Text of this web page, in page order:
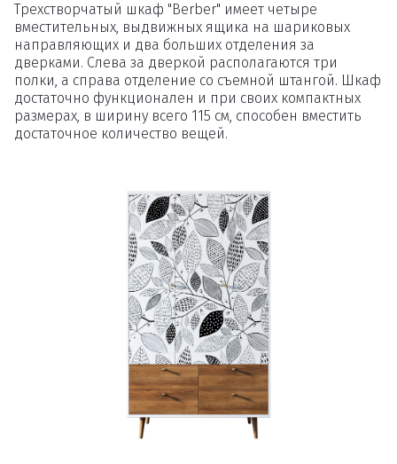
Трехстворчатый шкаф "Berber" имеет четыре
вместительных, выдвижных ящика на шариковых
направляющих и два больших отделения за
дверками. Слева за дверкой располагаются три
полки, а справа отделение со съемной штангой. Шкаф
достаточно функционален и при своих компактных
размерах, в ширину всего 115 см, способен вместить
достаточное количество вещей.